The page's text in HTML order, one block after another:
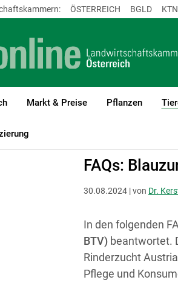
ÖSTERREICH BGLD KTN
Markt & Preise Pflanzen
Tiere
FAQs:
30.08.2024 | von Dr.
In den folgenden
BTV) beantwortet.
Rinderzucht
Pflege und